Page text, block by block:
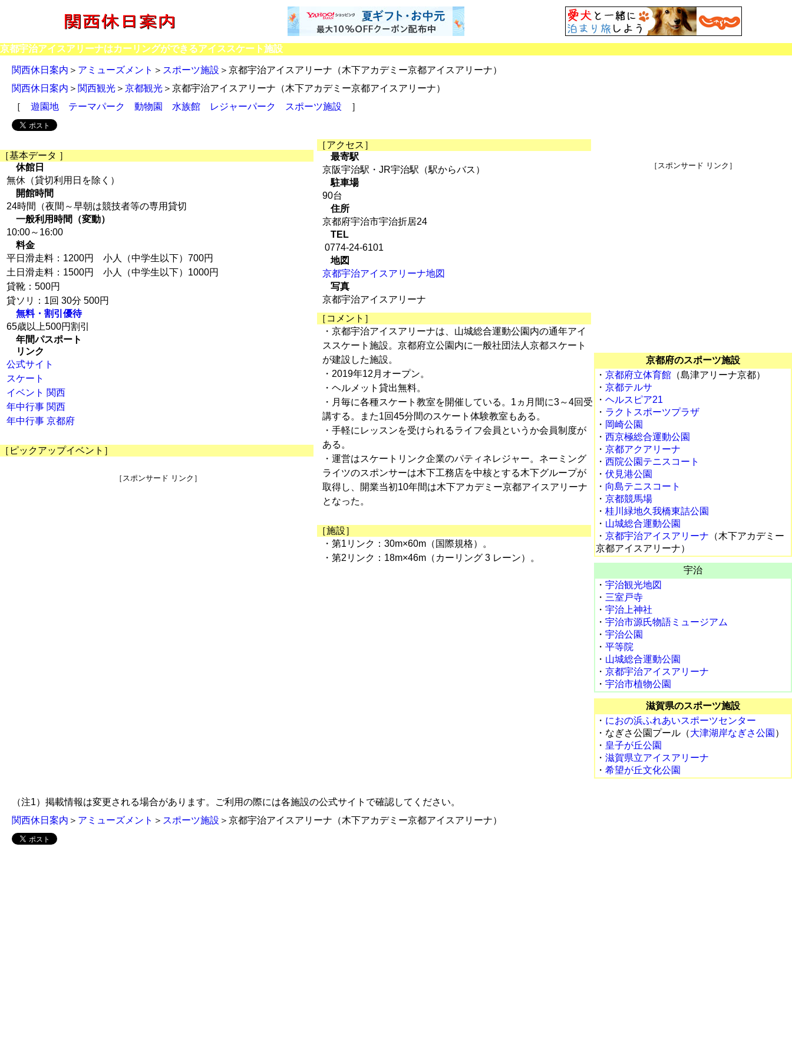
京都宇治アイスアリーナはカーリングができるアイススケート施設
関西休日案内 ＞ アミューズメント ＞ スポーツ施設 ＞京都宇治アイスアリーナ（木下アカデミー京都アイスアリーナ）
関西休日案内 ＞ 関西観光 ＞ 京都観光 ＞京都宇治アイスアリーナ（木下アカデミー京都アイスアリーナ）
［ 遊園地 テーマパーク 動物園 水族館 レジャーパーク スポーツ施設 ］
［基本データ ］
休館日
無休（貸切利用日を除く）
開館時間
24時間（夜間～早朝は競技者等の専用貸切
一般利用時間（変動）
10:00～16:00
料金
平日滑走料：1200円 小人（中学生以下）700円
土日滑走料：1500円 小人（中学生以下）1000円
貸靴：500円
貸ソリ：1回 30分 500円
無料・割引優待
65歳以上500円割引
年間パスポート
リンク
公式サイト
スケート
イベント 関西
年中行事 関西
年中行事 京都府
［ピックアップイベント］
［スポンサード リンク］
［アクセス］
最寄駅
京阪宇治駅・JR宇治駅（駅からバス）
駐車場
90台
住所
京都府宇治市宇治折居24
TEL
0774-24-6101
地図
京都宇治アイスアリーナ地図
写真
京都宇治アイスアリーナ
［コメント］
・京都宇治アイスアリーナは、山城総合運動公園内の通年アイ
ススケート施設。京都府立公園内に一般社団法人京都スケート
が建設した施設。
・2019年12月オープン。
・ヘルメット貸出無料。
・月毎に各種スケート教室を開催している。1ヵ月間に3～4回受
講する。また1回45分間のスケート体験教室もある。
・手軽にレッスンを受けられるライフ会員というか会員制度が
ある。
・運営はスケートリンク企業のパティネレジャー。ネーミング
ライツのスポンサーは木下工務店を中核とする木下グループが
取得し、開業当初10年間は木下アカデミー京都アイスアリーナ
となった。
［施設］
・第1リンク：30m×60m（国際規格）。
・第2リンク：18m×46m（カーリング 3 レーン）。
［スポンサード リンク］
京都府のスポーツ施設
・ 京都府立体育館 （島津アリーナ京都）
・ 京都テルサ
・ ヘルスピア21
・ ラクトスポーツプラザ
・ 岡崎公園
・ 西京極総合運動公園
・ 京都アクアリーナ
・ 西院公園テニスコート
・ 伏見港公園
・ 向島テニスコート
・ 京都競馬場
・ 桂川緑地久我橋東詰公園
・ 山城総合運動公園
・ 京都宇治アイスアリーナ （木下アカデミー
京都アイスアリーナ）
宇治
・ 宇治観光地図
・ 三室戸寺
・ 宇治上神社
・ 宇治市源氏物語ミュージアム
・ 宇治公園
・ 平等院
・ 山城総合運動公園
・ 京都宇治アイスアリーナ
・ 宇治市植物公園
滋賀県のスポーツ施設
・ におの浜ふれあいスポーツセンター
・なぎさ公園プール（大津湖岸なぎさ公園 ）
・ 皇子が丘公園
・ 滋賀県立アイスアリーナ
・ 希望が丘文化公園
（注1）掲載情報は変更される場合があります。ご利用の際には各施設の公式サイトで確認してください。
関西休日案内 ＞ アミューズメント ＞ スポーツ施設 ＞京都宇治アイスアリーナ（木下アカデミー京都アイスアリーナ）